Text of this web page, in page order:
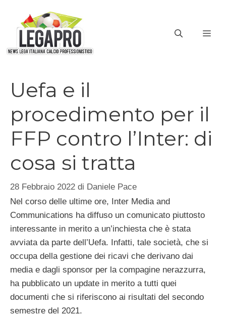
contenuto
Uefa e il
procedimento per il
FFP contro l’Inter: di
cosa si tratta
28 Febbraio 2022 di Daniele Pace
Nel corso delle ultime ore, Inter Media and
Communications ha diffuso un comunicato piuttosto
interessante in merito a un’inchiesta che è stata
avviata da parte dell’Uefa. Infatti, tale società, che si
occupa della gestione dei ricavi che derivano dai
media e dagli sponsor per la compagine nerazzurra,
ha pubblicato un update in merito a tutti quei
documenti che si riferiscono ai risultati del secondo
semestre del 2021.